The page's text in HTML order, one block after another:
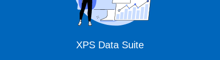
XPS Data Suite